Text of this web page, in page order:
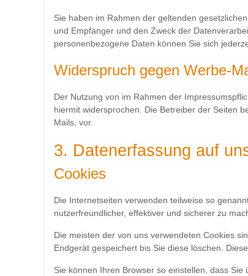
Sie haben im Rahmen der geltenden
und Empfänger und den Zweck der
personenbezogene Daten können Sie sich
Widerspruch gegen Werbe-
Der Nutzung von im Rahmen der
hiermit widersprochen. Die Betreiber der Seiten
Mails, vor.
3. Datenerfassung auf
Cookies
Die Internetseiten verwenden teilweise so
nutzerfreundlicher, effektiver und sicherer zu
Die meisten der von uns verwendeten Cookies
Endgerät gespeichert bis Sie diese löschen.
Sie können Ihren Browser so einstellen, dass